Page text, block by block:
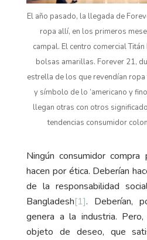
El año pasado, la llegada de
ropa allí, en los primeros
campal. El centro comercial
bolsas amarillas. Forever 21,
estrella de los que revendían
y símbolo de lo ‘americano y
llegan otras con otros
tendencias consumidor
Ningún consumidor
hacen por ética. Deberían
de la responsabilidad
Bangladesh[1]. Deberían,
genera a la industria.
objeto de deseo, que